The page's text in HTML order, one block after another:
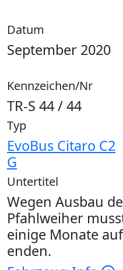
Datum
September 2020
Kennzeichen/Nr
TR-S 44 / 44
Typ
EvoBus Citaro C2
G
Untertitel
Wegen Ausbau
Pfahlweiher
einige Monate
enden.